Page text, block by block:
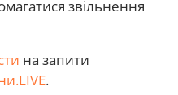
звільнення
на запити
.